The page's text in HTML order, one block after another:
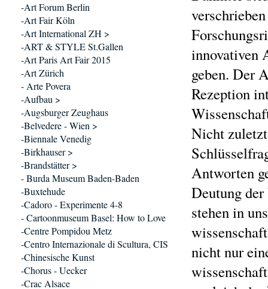
innovativen
geben. Der
Rezeption
Nicht
Antworten
Deutung
stehen in
nicht nur
-Art Forum Berlin
-Art Fair Köln
-Art International ZH >
-ART & STYLE St.Gallen
-Art Paris Art Fair 2015
-Art Zürich
- Arte Povera
-Aufbau >
-Augsburger Zeughaus
-Belvedere - Wien >
-Biennale Venedig
-Birkhauser >
-Brandstätter >
- Burda Museum Baden-Baden
-Buxtehude
-Cadoro - Experimente 4-8
- Cartoonmuseum Basel: How to Love
-Centre Pompidou Metz
-Centro Internazionale di Scultura, CIS
-Chinesische Kunst
-Chorus - Uecker
-Crac Alsace